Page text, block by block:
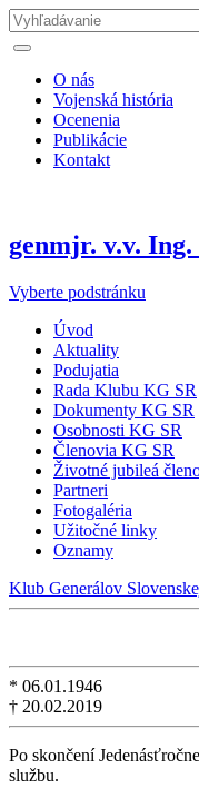
O nás
Vojenská história
Ocenenia
Publikácie
Kontakt
genmjr. v.v.
Vyberte podstránku
Úvod
Aktuality
Podujatia
Rada Klubu KG SR
Dokumenty KG SR
Osobnosti KG SR
Členovia KG SR
Životné jubileá
Partneri
Fotogaléria
Užitočné linky
Oznamy
Klub Generálov
* 06.01.1946
† 20.02.2019
Po skončení
službu.